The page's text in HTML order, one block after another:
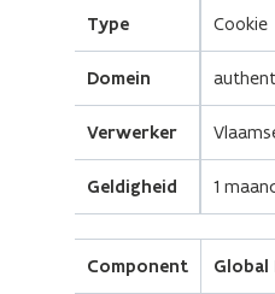
Type Cookie
Domein
Verwerker
Geldigheid 1
Component